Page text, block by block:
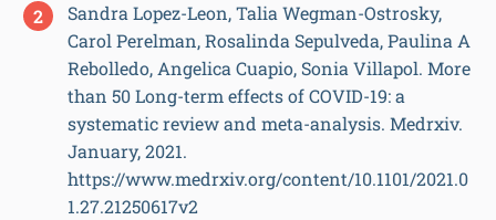
Sandra Lopez-Leon, Talia Wegman-Ostrosky,
Carol Perelman, Rosalinda Sepulveda, Paulina A
Rebolledo, Angelica Cuapio, Sonia Villapol. More
than 50 Long-term effects of COVID-19: a
systematic review and meta-analysis. Medrxiv.
January, 2021.
https://www.medrxiv.org/content/10.1101/2021.0
1.27.21250617v2